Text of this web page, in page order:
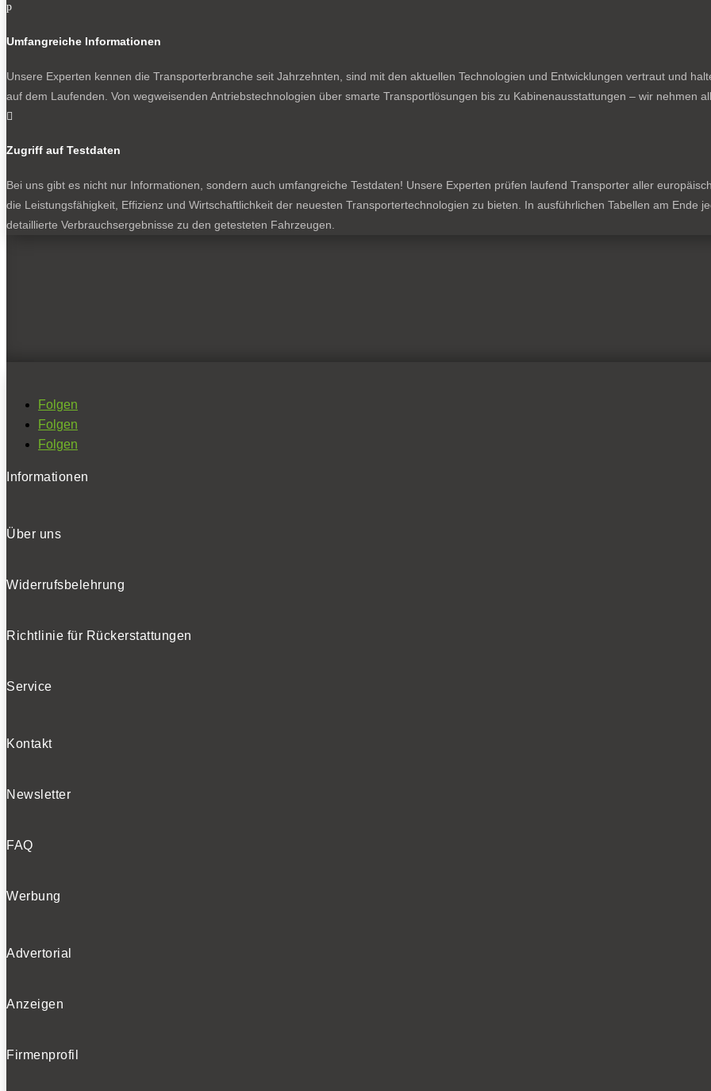
p
Umfangreiche Informationen
Unsere Experten kennen die Transporterbranche seit Jahrzehnten, sind mit den aktuellen Technologien und Entwicklungen vertraut und
auf dem Laufenden. Von wegweisenden Antriebstechnologien über smarte Transportlösungen bis zu Kabinenausstattungen – wir nehmen

Zugriff auf Testdaten
Bei uns gibt es nicht nur Informationen, sondern auch umfangreiche Testdaten! Unsere Experten prüfen laufend Transporter aller
die Leistungsfähigkeit, Effizienz und Wirtschaftlichkeit der neuesten Transportertechnologien zu bieten. In ausführlichen Tabellen am Ende
detaillierte Verbrauchsergebnisse zu den getesteten Fahrzeugen.
Folgen
Folgen
Folgen
Informationen
Über uns
Widerrufsbelehrung
Richtlinie für Rückerstattungen
Service
Kontakt
Newsletter
FAQ
Werbung
Advertorial
Anzeigen
Firmenprofil